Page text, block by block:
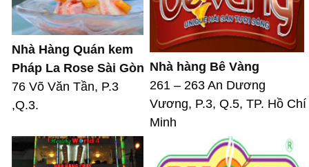
Nhà Hàng Quán kem
Pháp La Rose Sài Gòn
76 Võ Văn Tần, P.3
,Q.3.
Nhà hàng Bê Vàng
261 – 263 An Dương
Vương, P.3, Q.5, TP. Hồ Chí
Minh